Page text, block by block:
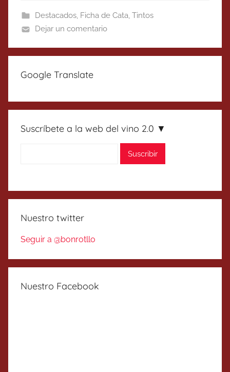
Destacados, Ficha de Cata, Tintos
Dejar un comentario
Google Translate
Suscríbete a la web del vino 2.0 ▼
Nuestro twitter
Seguir a @bonrotllo
Nuestro Facebook